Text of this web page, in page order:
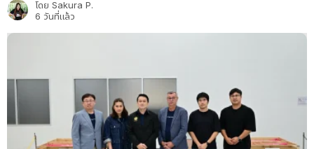
โดย Sakura P.
6 วันที่แล้ว